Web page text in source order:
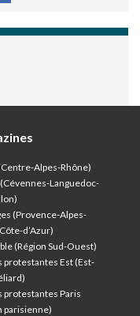
Alpes-Rhône)
(Cévennes-Languedoc-
(Provence-Alpes-
d’Azur)
(Région Sud-Ouest)
protestantes Est (Est-
protestantes Paris
parisienne)